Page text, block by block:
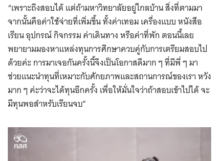
“เพราะถึงสอบได้ แต่ถ้ามหาวิทยาลัยอยู่ไกลบ้าน สิ่งที่ตามมา
จากนั้นคือค่าใช้จ่ายที่เพิ่มขึ้น ทั้งค่าเทอม เครื่องแบบ หนังสือ
เรียน อุปกรณ์ กิจกรรม ค่าเดินทาง หรือค่าที่พัก ตอนนี้เลย
พยายามมองหาแหล่งทุนการศึกษาควบคู่กับการเตรียมสอบไป
ด้วยค่ะ การมาเจอกันครั้งนี้จึงเป็นโอกาสดีมาก ๆ ที่มีพี่ ๆ มา
ช่วยแนะนำทุนที่เหมาะกับศักยภาพและสถานการณ์ของเรา หวัง
มาก ๆ ค่ะว่าจะได้ทุนอีกครั้ง เพื่อให้มั่นใจว่าถ้าสอบเข้าไปได้ จะ
มีทุนพอสำหรับเรียนจบ”